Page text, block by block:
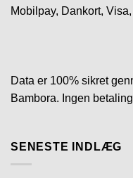
Mobilpay, Dankort,
Data er 100% sikret
Bambora. Ingen
SENESTE INDLÆG